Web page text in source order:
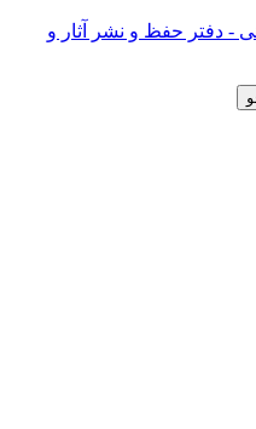
- دفتر حفظ و نشر آثار و